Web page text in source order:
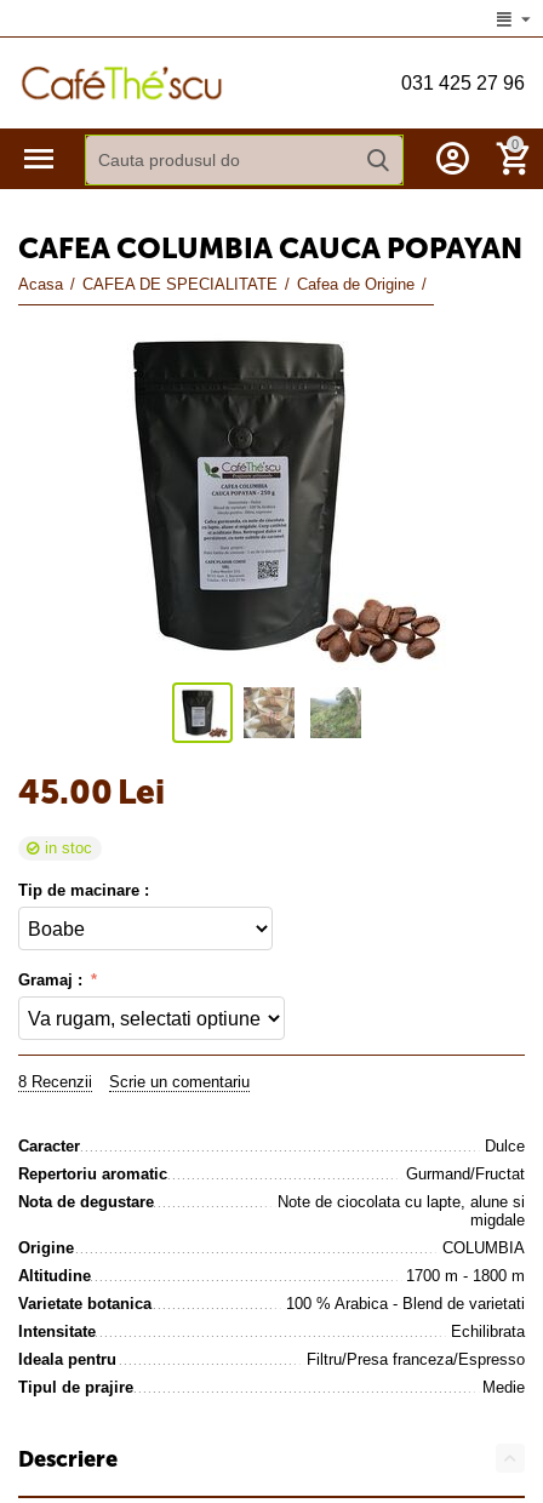
031 425 27 96
0
CAFEA COLUMBIA CAUCA POPAYAN
Acasa / CAFEA DE SPECIALITATE / Cafea de Origine /
45.00 Lei
in stoc
Tip de macinare :
Gramaj :
8 Recenzii Scrie un comentariu
Caracter
Dulce
Repertoriu aromatic
Gurmand/Fructat
Nota de degustare
Note de ciocolata cu lapte, alune si
migdale
Origine
COLUMBIA
Altitudine
1700 m - 1800 m
Varietate botanica
100 % Arabica - Blend de varietati
Intensitate
Echilibrata
Ideala pentru
Filtru/Presa franceza/Espresso
Tipul de prajire
Medie
Descriere